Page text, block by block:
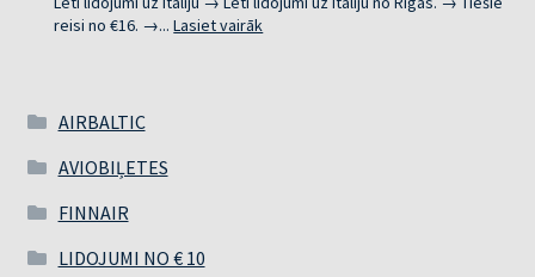
reisi no €16. →...Lasiet vairāk
AIRBALTIC
AVIOBIĻETES
FINNAIR
LIDOJUMI NO € 10